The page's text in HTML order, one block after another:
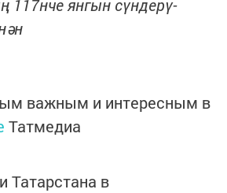
117нче янгын сүндерү-
важным и интересным в
Татмедиа
Татарстана в